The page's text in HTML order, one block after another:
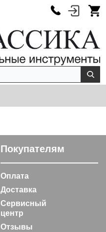
Покупателям
Оплата
Доставка
Сервисный
центр
Отзывы